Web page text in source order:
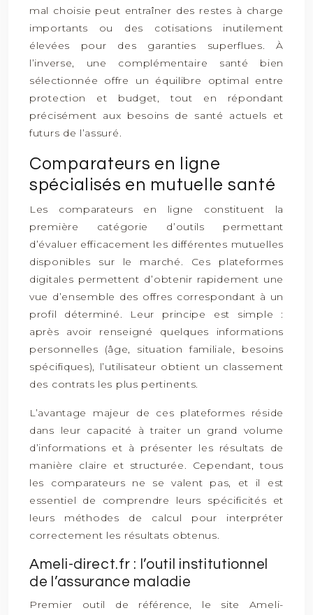
mal choisie peut entraîner des restes à charge
importants ou des cotisations inutilement
élevées pour des garanties superflues. À
l’inverse, une complémentaire santé bien
sélectionnée offre un équilibre optimal entre
protection et budget, tout en répondant
précisément aux besoins de santé actuels et
futurs de l’assuré.
Comparateurs en ligne
spécialisés en mutuelle santé
Les comparateurs en ligne constituent la
première catégorie d’outils permettant
d’évaluer efficacement les différentes mutuelles
disponibles sur le marché. Ces plateformes
digitales permettent d’obtenir rapidement une
vue d’ensemble des offres correspondant à un
profil déterminé. Leur principe est simple :
après avoir renseigné quelques informations
personnelles (âge, situation familiale, besoins
spécifiques), l’utilisateur obtient un classement
des contrats les plus pertinents.
L’avantage majeur de ces plateformes réside
dans leur capacité à traiter un grand volume
d’informations et à présenter les résultats de
manière claire et structurée. Cependant, tous
les comparateurs ne se valent pas, et il est
essentiel de comprendre leurs spécificités et
leurs méthodes de calcul pour interpréter
correctement les résultats obtenus.
Ameli-direct.fr : l’outil institutionnel
de l’assurance maladie
Premier outil de référence, le site Ameli-